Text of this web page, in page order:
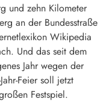
und zehn Kilometer
an der Bundesstraße
Wikipedia
Und das seit dem
Jahr wegen der
Feier soll jetzt
Festspiel.